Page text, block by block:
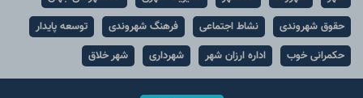
حقوق شهروندی
نشاط اجتماعی فرهنگ شهروندی
توسعه پایدار
حکمرانی خوب
اداره ارزان شهر شهرداری شهر خلاق